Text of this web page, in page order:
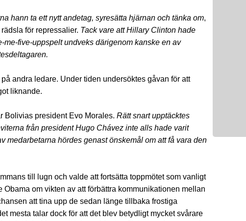
hann ta ett nytt andetag, syresätta hjärnan och tänka om,
för repressalier. Tack vare att Hillary Clinton hade
five-uppspelt undveks därigenom kanske en av
andra ledare. Under tiden undersöktes gåvan för att
liknande.
Bolivias president Evo Morales. Rätt snart upptäcktes
från president Hugo Chávez inte alls hade varit
medarbetarna hördes genast önskemål om att få vara den
till lugn och valde att fortsätta toppmötet som vanligt
om vikten av att förbättra kommunikationen mellan
att tina upp de sedan länge tillbaka frostiga
mesta talar dock för att det blev betydligt mycket svårare